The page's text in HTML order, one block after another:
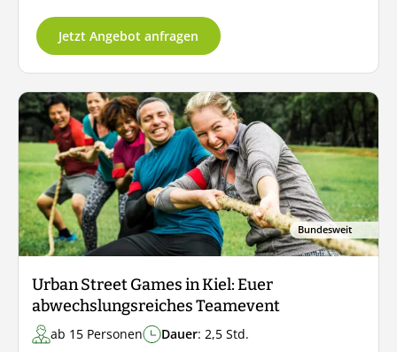
Jetzt Angebot anfragen
Bundesweit
Urban Street Games in Kiel: Euer
abwechslungsreiches Teamevent
ab 15 Personen Dauer: 2,5 Std.